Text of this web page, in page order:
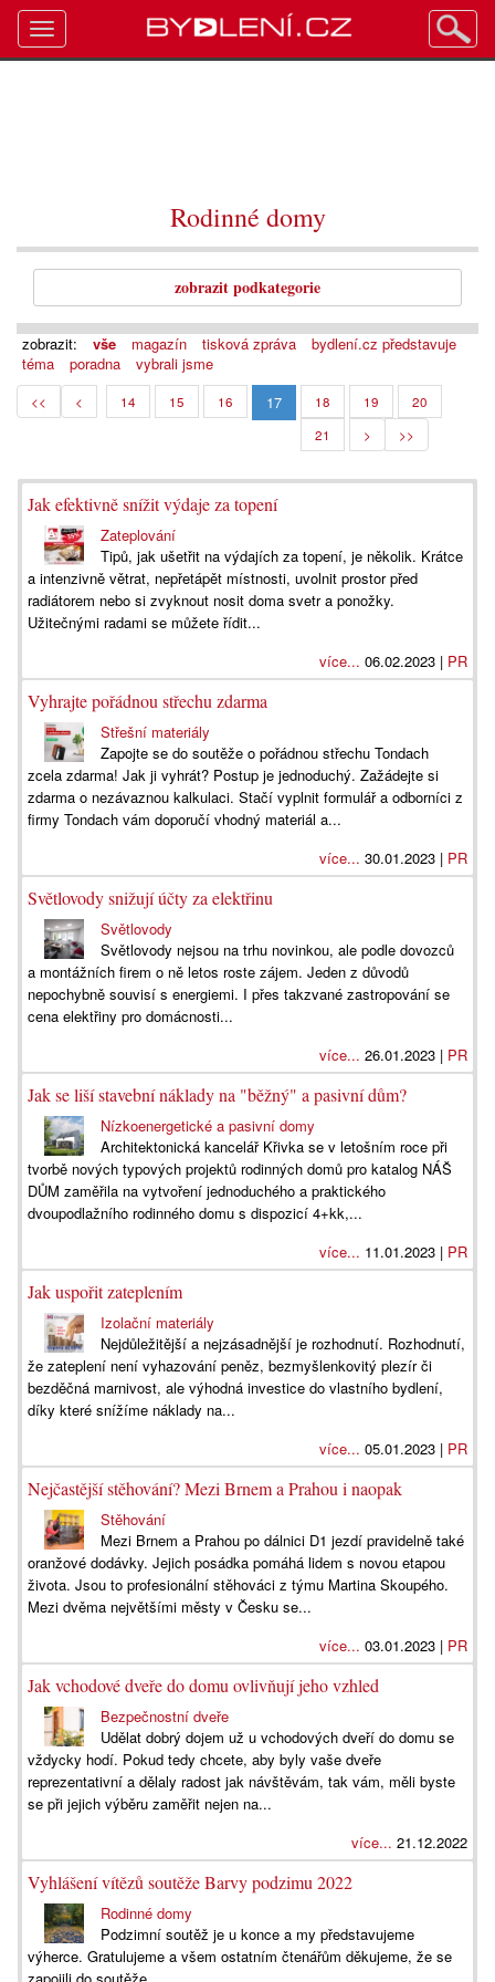
Rodinné domy
zobrazit podkategorie
zobrazit: vše magazín tisková zpráva
bydlení.cz představuje
téma
poradna vybrali jsme
<< < 14 15 16 17 18 19
20
21
> >>
Jak efektivně snížit výdaje za topení
Zateplování
Tipů, jak ušetřit na výdajích za topení, je několik. Krátce
a intenzivně větrat, nepřetápět místnosti, uvolnit prostor před
radiátorem nebo si zvyknout nosit doma svetr a ponožky.
Užitečnými radami se můžete řídit...
více... 06.02.2023 | PR
Vyhrajte pořádnou střechu zdarma
Střešní materiály
Zapojte se do soutěže o pořádnou střechu Tondach
zcela zdarma! Jak ji vyhrát? Postup je jednoduchý. Zažádejte si
zdarma o nezávaznou kalkulaci. Stačí vyplnit formulář a odborníci z
firmy Tondach vám doporučí vhodný materiál a...
více... 30.01.2023 | PR
Světlovody snižují účty za elektřinu
Světlovody
Světlovody nejsou na trhu novinkou, ale podle dovozců
a montážních firem o ně letos roste zájem. Jeden z důvodů
nepochybně souvisí s energiemi. I přes takzvané zastropování se
cena elektřiny pro domácnosti...
více... 26.01.2023 | PR
Jak se liší stavební náklady na "běžný" a pasivní dům?
Nízkoenergetické a pasivní domy
Architektonická kancelář Křivka se v letošním roce při
tvorbě nových typových projektů rodinných domů pro katalog NÁŠ
DŮM zaměřila na vytvoření jednoduchého a praktického
dvoupodlažního rodinného domu s dispozicí 4+kk,...
více... 11.01.2023 | PR
Jak uspořit zateplením
Izolační materiály
Nejdůležitější a nejzásadnější je rozhodnutí. Rozhodnutí,
že zateplení není vyhazování peněz, bezmyšlenkovitý plezír či
bezděčná marnivost, ale výhodná investice do vlastního bydlení,
díky které snížíme náklady na...
více... 05.01.2023 | PR
Nejčastější stěhování? Mezi Brnem a Prahou i naopak
Stěhování
Mezi Brnem a Prahou po dálnici D1 jezdí pravidelně také
oranžové dodávky. Jejich posádka pomáhá lidem s novou etapou
života. Jsou to profesionální stěhováci z týmu Martina Skoupého.
Mezi dvěma největšími městy v Česku se...
více... 03.01.2023 | PR
Jak vchodové dveře do domu ovlivňují jeho vzhled
Bezpečnostní dveře
Udělat dobrý dojem už u vchodových dveří do domu se
vždycky hodí. Pokud tedy chcete, aby byly vaše dveře
reprezentativní a dělaly radost jak návštěvám, tak vám, měli byste
se při jejich výběru zaměřit nejen na...
více... 21.12.2022
Vyhlášení vítězů soutěže Barvy podzimu 2022
Rodinné domy
Podzimní soutěž je u konce a my představujeme
výherce. Gratulujeme a všem ostatním čtenářům děkujeme, že se
Toggle
navigation